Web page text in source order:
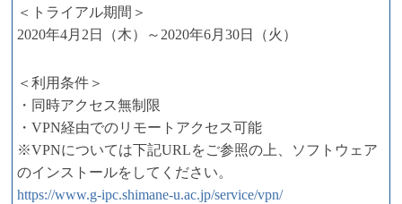
＜トライアル期間＞
2020年4月2日（木）～2020年6月30日（火）
＜利用条件＞
・同時アクセス無制限
・VPN経由でのリモートアクセス可能
※VPNについては下記URLをご参照の上、ソフトウェア
のインストールをしてください。
https://www.g-ipc.shimane-u.ac.jp/service/vpn/